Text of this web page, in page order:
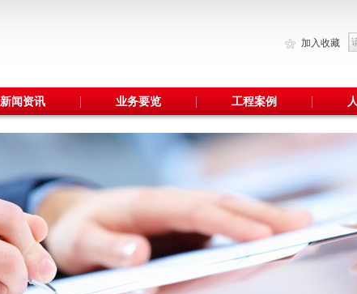
加入收藏
新闻资讯 业务要览 工程案例